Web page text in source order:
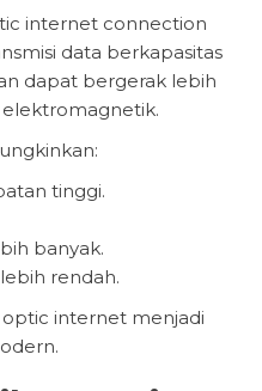
internet connection
data berkapasitas
dapat bergerak lebih
tinggi.
banyak.
rendah.
internet menjadi